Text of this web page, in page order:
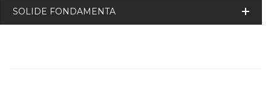
SOLIDE FONDAMENTA